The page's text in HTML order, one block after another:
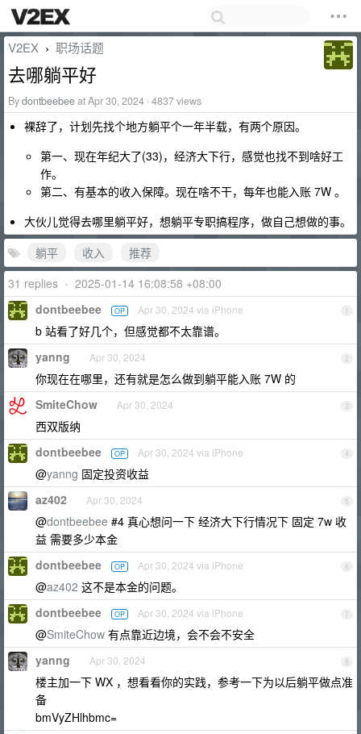
V2EX › 职场话题
去哪躺平好
Bydontbeebeeat Apr 30, 2024 · 4837 views
裸辞了，计划先找个地方躺平个一年半载，有两个原因。
第一、现在年纪大了(33)，经济大下行，感觉也找不到啥好工
作。
第二、有基本的收入保障。现在啥不干，每年也能入账 7W 。
大伙儿觉得去哪里躺平好，想躺平专职搞程序，做自己想做的事。
躺平
收入
推荐
31 replies • 2025-01-14 16:08:58 +08:00
1
dontbeebee OP Apr 30, 2024 via iPhone
b 站看了好几个，但感觉都不太靠谱。
2
yanng Apr 30, 2024
你现在在哪里，还有就是怎么做到躺平能入账 7W 的
3
SmiteChow Apr 30, 2024
西双版纳
4
dontbeebee OP Apr 30, 2024 via iPhone
@yanng 固定投资收益
5
az402 Apr 30, 2024
@dontbeebee #4 真心想问一下 经济大下行情况下 固定 7w 收
益 需要多少本金
6
dontbeebee OP Apr 30, 2024 via iPhone
@az402 这不是本金的问题。
7
dontbeebee OP Apr 30, 2024 via iPhone
@SmiteChow 有点靠近边境，会不会不安全
8
yanng Apr 30, 2024
楼主加一下 WX ，想看看你的实践，参考一下为以后躺平做点准
备
bmVyZHlhbmc=